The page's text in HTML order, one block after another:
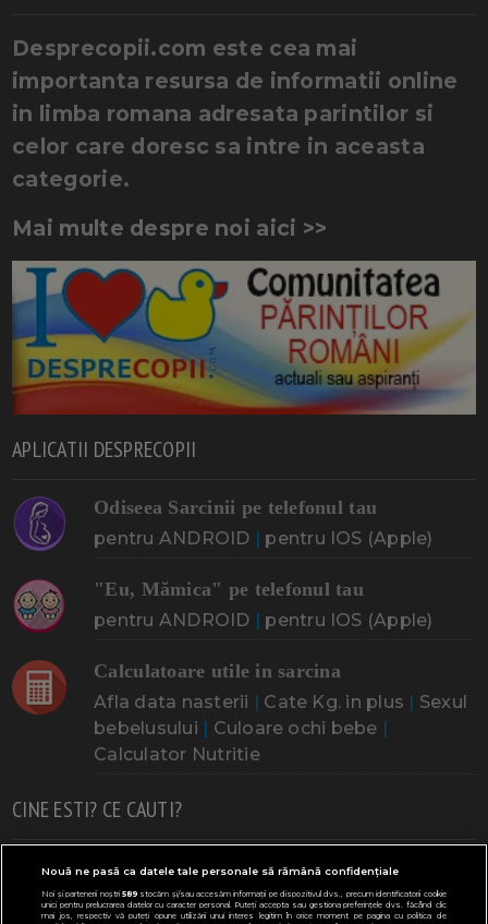
Desprecopii.com este cea mai
importanta resursa de informatii online
in limba romana adresata parintilor si
celor care doresc sa intre in aceasta
categorie.
Mai multe despre noi aici >>
APLICATII DESPRECOPII
Odiseea Sarcinii pe telefonul tau
pentru ANDROID | pentru IOS (Apple)
"Eu, Mămica" pe telefonul tau
pentru ANDROID | pentru IOS (Apple)
Calculatoare utile in sarcina
Afla data nasterii | Cate Kg. in plus | Sexul
bebelusului | Culoare ochi bebe |
Calculator Nutritie
CINE ESTI? CE CAUTI?
Doresc un copil Adoptia Probleme cu sarcina
Urmeaza sa nasc Probleme alaptare Bebe plange
Nouă ne pasă ca datele tale personale să rămână confidențiale
Noi și partenerii noștri589stocăm și/sau accesăm informații pe dispozitivul dvs., precum identificatorii cookie
unici pentru prelucrarea datelor cu caracter personal. Puteți accepta sau gestiona preferințele dvs. făcând clic
mai jos, respectiv vă puteți opune utilizării unui interes legitim în orice moment pe pagina cu politica de